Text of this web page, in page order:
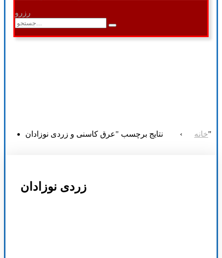
رزرو
خانه › نتایج برچسب "عرق کاسنی و زردی نوزادان"
زردی نوزادان